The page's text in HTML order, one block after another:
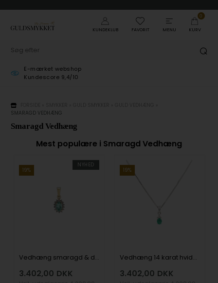
KUNDEKLUB FAVORIT MENU
0
KURV
E-mærket webshop
Kundescore 9,4/10
SMARAGD VEDHÆNG
Smaragd Vedhæng
Mest populære i Smaragd Vedhæng
NYHED
19%
Vedhæng smaragd & diamant 0,05 WP2, 14 karat
3.402,00 DKK
19%
Vedhæng 14 karat hvidguld smaragd med 0,03ct WSI med sølv forgyldt kæde, fra L&G
3.402,00 DKK